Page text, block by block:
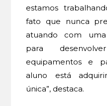
estamos
fato que nunca
atuando com uma
para
equipamentos e
aluno está
única”, destaca.